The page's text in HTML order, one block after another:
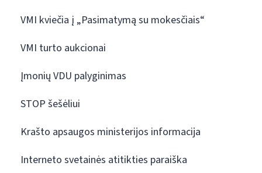
VMI kviečia į „Pasimatymą su mokesčiais“
VMI turto aukcionai
Įmonių VDU palyginimas
STOP šešėliui
Krašto apsaugos ministerijos informacija
Interneto svetainės atitikties paraiška